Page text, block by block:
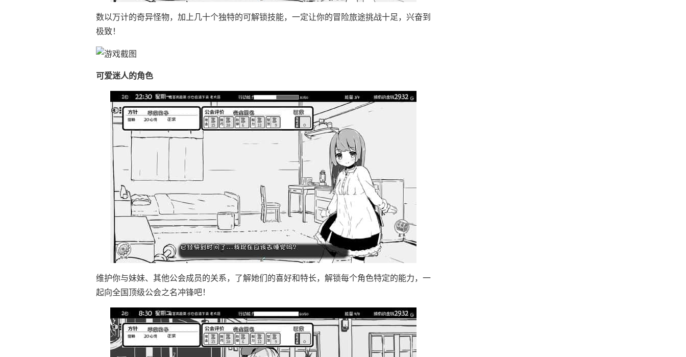
数以万计的奇异怪物，加上几十个独特的可解锁技能，一定让你的冒险旅途挑战十足，兴奋到
极致！
可爱迷人的角色
维护你与妹妹、其他公会成员的关系，了解她们的喜好和特长，解锁每个角色特定的能力，一
起向全国顶级公会之名冲锋吧！